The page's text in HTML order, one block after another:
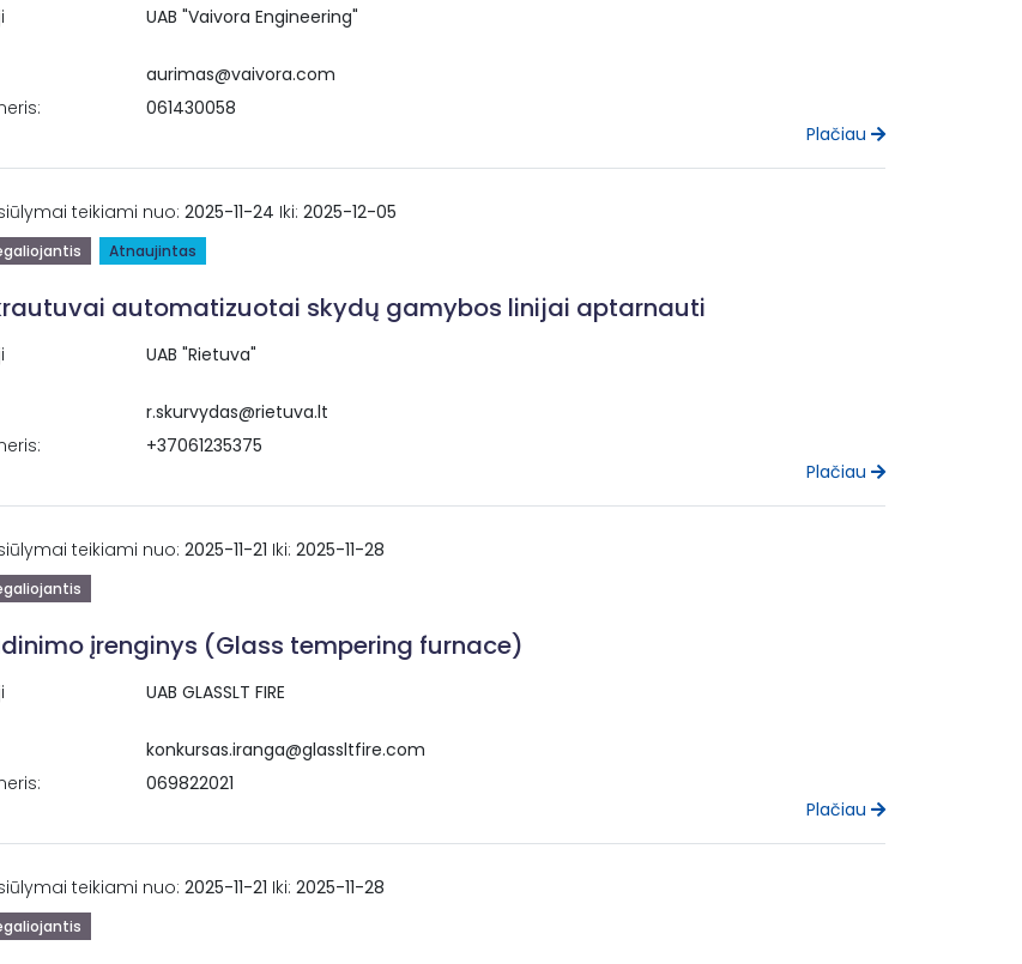
UAB "Vaivora Engineering"
aurimas@vaivora.com
061430058
Plačiau
teikiami nuo: 2025-11-24 Iki: 2025-12-05
Atnaujintas
automatizuotai skydų gamybos linijai aptarnauti
UAB "Rietuva"
r.skurvydas@rietuva.lt
+37061235375
Plačiau
teikiami nuo: 2025-11-21 Iki: 2025-11-28
įrenginys (Glass tempering furnace)
UAB GLASSLT FIRE
konkursas.iranga@glassltfire.com
069822021
Plačiau
teikiami nuo: 2025-11-21 Iki: 2025-11-28